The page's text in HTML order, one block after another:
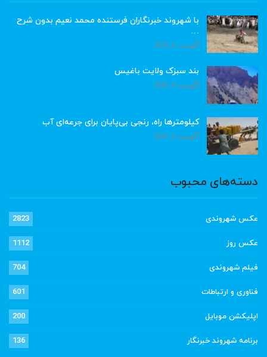
با شهروند خبرنگاران فرستنده محمد نعیم بدون شرح
…
آگوست 8, 2026
بند سبزک ولایت باغیس
آگوست 8, 2026
کیلومترها راه، رنجی بی‌پایان برای جرعه‌ای آب
آگوست 8, 2026
دسته‌های محبوب
عکس شهروندی 2823
عکس روز 1112
فیلم شهروندی 704
فناوری و ارتباطات 601
اپلیکشن موبایل 200
برنامه شهروند خبرنگار 136